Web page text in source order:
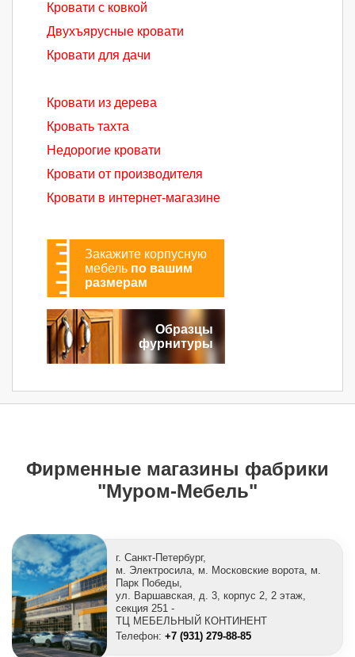
Кровати с ковкой
Двухъярусные кровати
Кровати для дачи
Кровати из дерева
Кровать тахта
Недорогие кровати
Кровати от производителя
Кровати в интернет-магазине
Закажите корпусную
мебель по вашим
размерам
Образцы
фурнитуры
Фирменные магазины фабрики
"Муром-Мебель"
г. Санкт-Петербург,
м. Электросила, м. Московские ворота, м.
Парк Победы,
ул. Варшавская, д. 3, корпус 2, 2 этаж,
секция 251 -
ТЦ МЕБЕЛЬНЫЙ КОНТИНЕНТ
Телефон: +7 (931) 279-88-85